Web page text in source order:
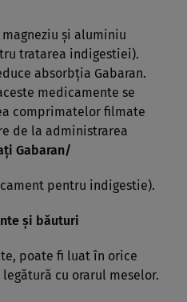
şi aluminiu
tratarea indigestiei).
absorbţia Gabaran.
medicamente se
comprimatelor filmate
de la administrarea
Gabaran/
pentru indigestie).
şi băuturi
poate fi luat în orice
cu orarul meselor.